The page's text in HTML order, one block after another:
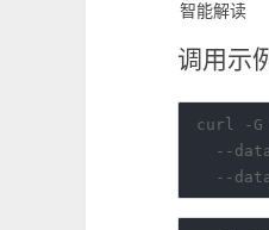
智能解读
调用示
curl -G
--